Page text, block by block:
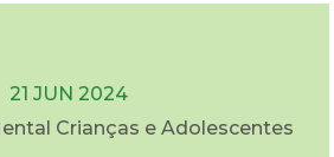
21 JUN 2024
Crianças e Adolescentes